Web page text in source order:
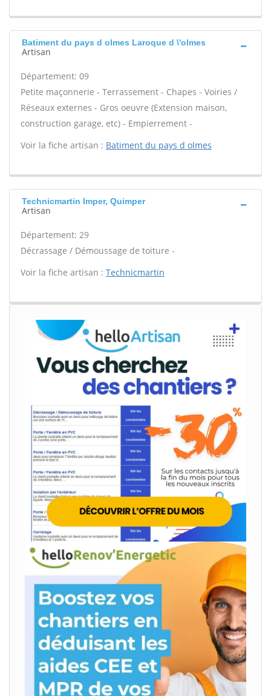
Batiment du pays d olmes Laroque d \'olmes
Artisan
Département: 09
Petite maçonnerie - Terrassement - Chapes - Voiries /
Réseaux externes - Gros oeuvre (Extension maison,
construction garage, etc) - Empierrement -
Voir la fiche artisan : Batiment du pays d olmes
Technicmartin Imper, Quimper
Artisan
Département: 29
Décrassage / Démoussage de toiture -
Voir la fiche artisan : Technicmartin